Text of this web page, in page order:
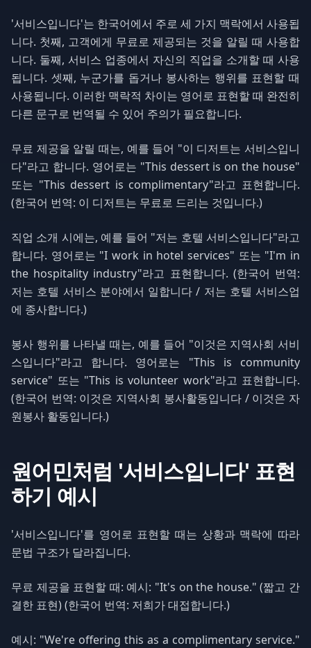
'서비스입니다'는 한국어에서 주로 세 가지 맥락에서 사용됩
니다. 첫째, 고객에게 무료로 제공되는 것을 알릴 때 사용합
니다. 둘째, 서비스 업종에서 자신의 직업을 소개할 때 사용
됩니다. 셋째, 누군가를 돕거나 봉사하는 행위를 표현할 때
사용됩니다. 이러한 맥락적 차이는 영어로 표현할 때 완전히
다른 문구로 번역될 수 있어 주의가 필요합니다.
무료 제공을 알릴 때는, 예를 들어 "이 디저트는 서비스입니
다"라고 합니다. 영어로는 "This dessert is on the house"
또는 "This dessert is complimentary"라고 표현합니다.
(한국어 번역: 이 디저트는 무료로 드리는 것입니다.)
직업 소개 시에는, 예를 들어 "저는 호텔 서비스입니다"라고
합니다. 영어로는 "I work in hotel services" 또는 "I'm in
the hospitality industry"라고 표현합니다. (한국어 번역:
저는 호텔 서비스 분야에서 일합니다 / 저는 호텔 서비스업
에 종사합니다.)
봉사 행위를 나타낼 때는, 예를 들어 "이것은 지역사회 서비
스입니다"라고 합니다. 영어로는 "This is community
service" 또는 "This is volunteer work"라고 표현합니다.
(한국어 번역: 이것은 지역사회 봉사활동입니다 / 이것은 자
원봉사 활동입니다.)
원어민처럼 '서비스입니다' 표현
하기 예시
'서비스입니다'를 영어로 표현할 때는 상황과 맥락에 따라
문법 구조가 달라집니다.
무료 제공을 표현할 때: 예시: "It's on the house." (짧고 간
결한 표현) (한국어 번역: 저희가 대접합니다.)
예시: "We're offering this as a complimentary service."